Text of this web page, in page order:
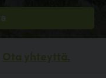
Ota yhteyttä.